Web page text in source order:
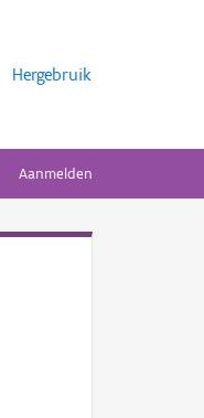
Hergebruik
Aanmelden